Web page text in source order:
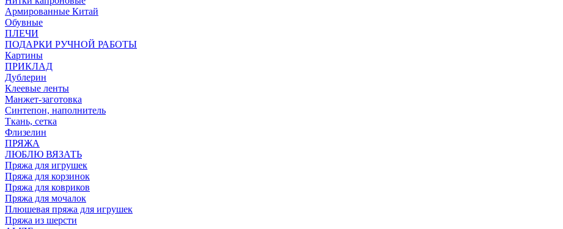
Армированные Китай
Обувные
ПЛЕЧИ
ПОДАРКИ РУЧНОЙ РАБОТЫ
Картины
ПРИКЛАД
Дублерин
Клеевые ленты
Манжет-заготовка
Синтепон, наполнитель
Ткань, сетка
Флизелин
ПРЯЖА
ЛЮБЛЮ ВЯЗАТЬ
Пряжа для игрушек
Пряжа для корзинок
Пряжа для ковриков
Пряжа для мочалок
Плюшевая пряжа для игрушек
Пряжа из шерсти